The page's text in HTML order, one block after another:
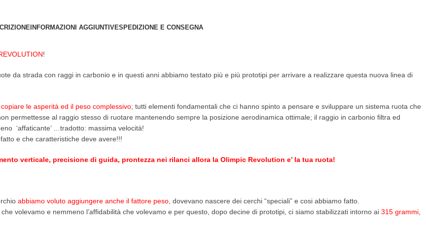
INFORMAZIONI AGGIUNTIVESPEDIZIONE E CONSEGNA
!
da strada con raggi in carbonio e in questi anni abbiamo testato più e più prototipi per arrivare a realizzare questa nuova linea di
le asperità ed il peso complessivo; tutti elementi fondamentali che ci hanno spinto a pensare e sviluppare un sistema ruota che
permettesse al raggio stesso di ruotare mantenendo sempre la posizione aerodinamica ottimale; il raggio in carbonio filtra ed
‘affaticante’ …tradotto: massima velocità!
e che caratteristiche deve avere!!!
verticale, precisione di guida, prontezza nei rilanci allora la Olimpic Revolution e’ la tua ruota!
abbiamo voluto aggiungere anche il fattore peso , dovevano nascere dei cerchi “speciali” e cosi abbiamo fatto.
volevamo e nemmeno l’affidabilità che volevamo e per questo, dopo decine di prototipi, ci siamo stabilizzati intorno ai 315 grammi